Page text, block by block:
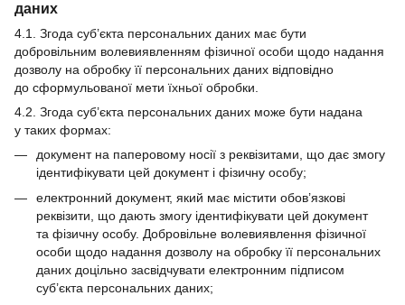
даних
4.1. Згода суб’єкта персональних даних має бути
добровільним волевиявленням фізичної особи щодо надання
дозволу на обробку її персональних даних відповідно
до сформульованої мети їхньої обробки.
4.2. Згода суб’єкта персональних даних може бути надана
у таких формах:
документ на паперовому носії з реквізитами, що дає змогу
ідентифікувати цей документ і фізичну особу;
електронний документ, який має містити обов’язкові
реквізити, що дають змогу ідентифікувати цей документ
та фізичну особу. Добровільне волевиявлення фізичної
особи щодо надання дозволу на обробку її персональних
даних доцільно засвідчувати електронним підписом
суб’єкта персональних даних;